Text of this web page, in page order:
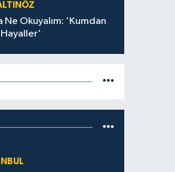
Ne Okuyalım: 'Kumdan
Hayaller'